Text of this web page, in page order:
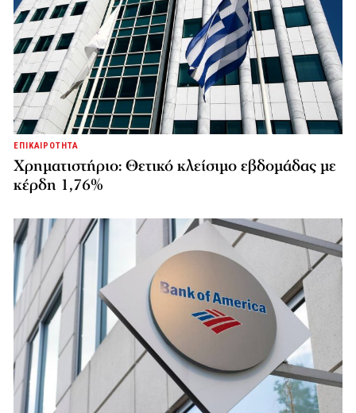
ΕΠΙΚΑΙΡΟΤΗΤΑ
Χρηματιστήριο: Θετικό κλείσιμο εβδομάδας με
κέρδη 1,76%